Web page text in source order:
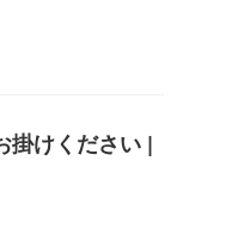
掛けください |